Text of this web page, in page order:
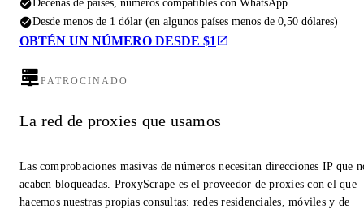
Desde menos de 1 dólar (en algunos países menos de 0,50 dólares)
OBTÉN UN NÚMERO DESDE $1
PATROCINADO
La red de proxies que usamos
Las comprobaciones masivas de números necesitan direcciones IP que
acaben bloqueadas. ProxyScrape es el proveedor de proxies con el que
hacemos nuestras propias consultas: redes residenciales, móviles y de